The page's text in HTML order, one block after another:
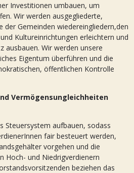
Investitionen umbauen, um
Wir werden ausgegliederte,
Gemeinden wiedereingliedern,den
Kultureinrichtungen erleichtern und
ausbauen. Wir werden unsere
Eigentum überführen und die
öffentlichen Kontrolle
Vermögensungleichheiten
Steuersystem aufbauen, sodass
fair besteuert werden,
vorgehen und die
Hoch- und Niedrigverdienern
beziehen das